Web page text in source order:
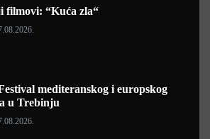
filmovi: “Kuća zla“
mediteranskog i europskog
u Trebinju